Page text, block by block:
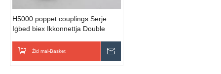
H5000 poppet couplings Serje
Iġbed biex Ikkonnettja Double
Couplings azzar skonnettjar malajr
Żid mal-Basket